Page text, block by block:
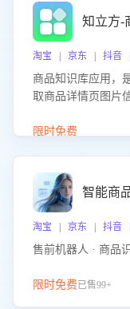
知立方-
淘宝 | 京东 | 抖音
商品知识库应用，
取商品详情页图片
限时免费
智能商
淘宝 | 京东 | 抖音
售前机器人 · 商品
限时免费已售99+